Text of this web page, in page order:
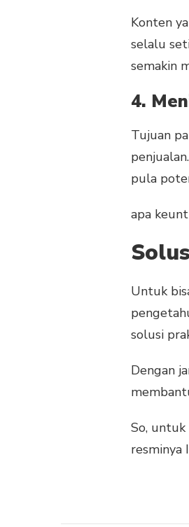
Konten
selalu
semakin
4.
Tujuan
pula
apa
Untuk
solusi
Dengan
So, untuk
resminya